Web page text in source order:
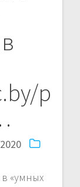
p
«умных